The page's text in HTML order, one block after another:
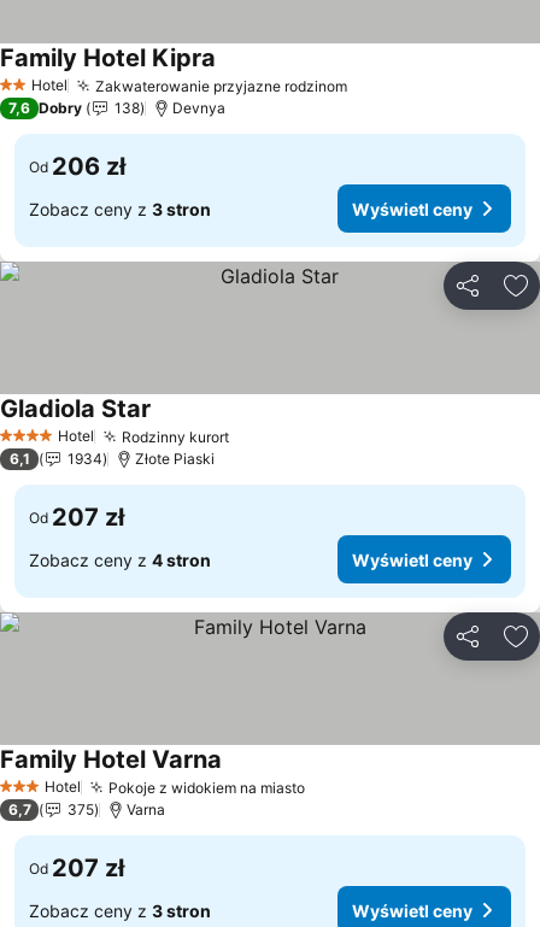
2 Kategoria
Hotel Zakwaterowanie przyjazne rodzinomWyświetl ceny
Family Hotel Kipra
7,6 Dobry 138 Devnya
Od 206 zł
Zobacz ceny z 3 stron Wyświetl ceny
4 KategoriaHotel Rodzinny kurortWyświetl ceny
Gladiola Star
6,1 1934 Złote Piaski
Od 207 zł
Zobacz ceny z 4 stron Wyświetl ceny
3 Kategoria
Hotel Pokoje z widokiem na miastoWyświetl ceny
Family Hotel Varna
6,7 375 Varna
Od 207 zł
Zobacz ceny z 3 stron Wyświetl ceny